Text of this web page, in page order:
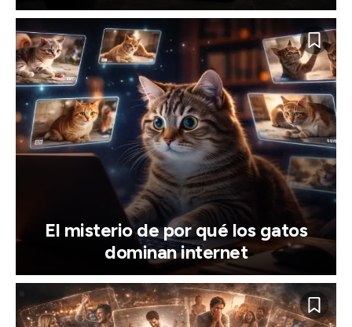
El misterio de por qué los gatos
dominan internet